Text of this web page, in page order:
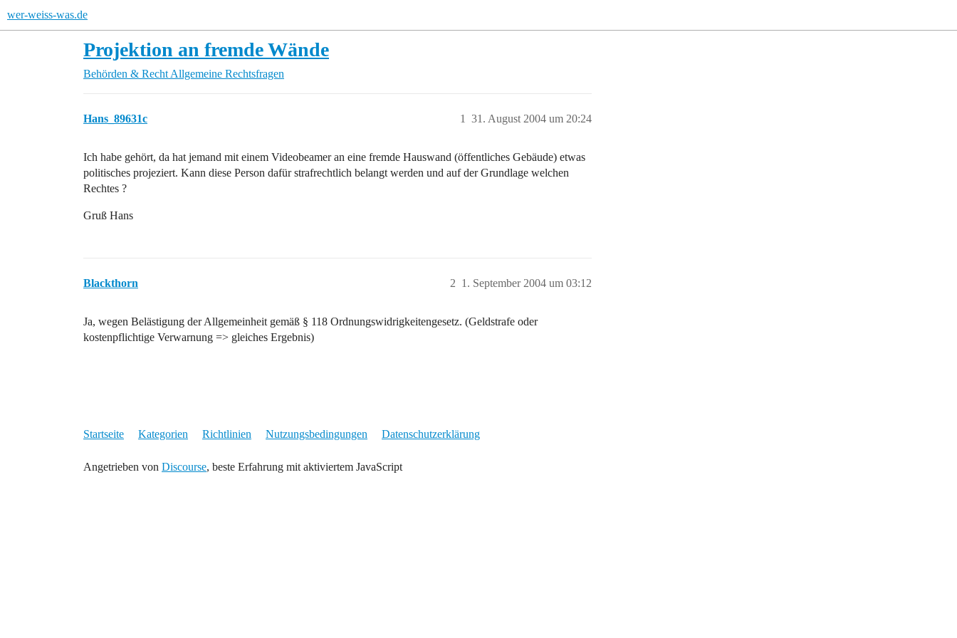
wer-weiss-was.de
Projektion an fremde Wände
Behörden & Recht Allgemeine Rechtsfragen
Hans_89631c 31. August 2004 um 20:24
1
Ich habe gehört, da hat jemand mit einem Videobeamer an eine fremde Hauswand (öffentliches Gebäude) etwas
politisches projeziert. Kann diese Person dafür strafrechtlich belangt werden und auf der Grundlage welchen
Rechtes ?
Gruß Hans
Blackthorn 1. September 2004 um 03:12
2
Ja, wegen Belästigung der Allgemeinheit gemäß § 118 Ordnungswidrigkeitengesetz. (Geldstrafe oder
kostenpflichtige Verwarnung => gleiches Ergebnis)
Startseite Kategorien Richtlinien Nutzungsbedingungen Datenschutzerklärung
Angetrieben von Discourse, beste Erfahrung mit aktiviertem JavaScript